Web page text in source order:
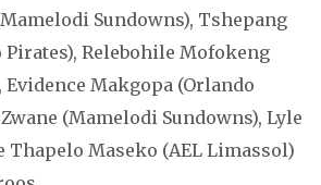
Sundowns), Tshepang
Relebohile Mofokeng
Evidence Makgopa (Orlando
(Mamelodi Sundowns), Lyle
Thapelo Maseko (AEL Limassol)